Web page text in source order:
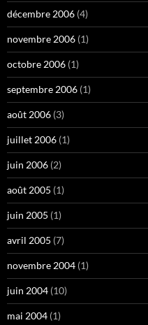
décembre 2006 (4)
novembre 2006 (1)
octobre 2006 (1)
septembre 2006 (1)
août 2006 (3)
juillet 2006 (1)
juin 2006 (2)
août 2005 (1)
juin 2005 (1)
avril 2005 (7)
novembre 2004 (1)
juin 2004 (10)
mai 2004 (1)